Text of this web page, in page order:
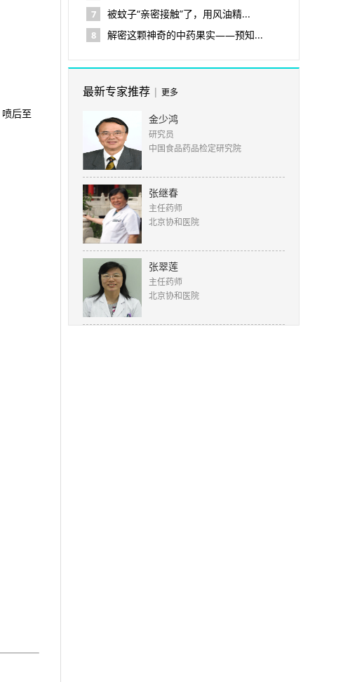
后至
7 被蚊子“亲密接触”了，用风油精...
8 解密这颗神奇的中药果实——预知...
最新专家推荐 | 更多
金少鸿
研究员
中国食品药品检定研究院
张继春
主任药师
北京协和医院
张翠莲
主任药师
北京协和医院